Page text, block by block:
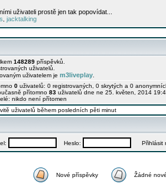
uživateli prostě jen tak popovídat...
jacktalking
148289 příspěvků.
uživatelů.
uživatelem je m3liveplay
0 uživatelů: 0 registrovaných, 0 skrytých a 0
přítomno 83 uživatelů dne ne 25. květen, 2014
nikdo není přítomen
uživatelů během posledních pěti minut
Heslo: Přihlásit
Nové příspěvky Žádné